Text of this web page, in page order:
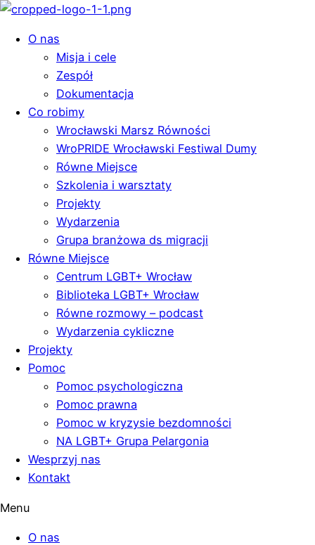
O nas
Misja i cele
Zespół
Dokumentacja
Co robimy
Wrocławski Marsz Równości
WroPRIDE Wrocławski Festiwal Dumy
Równe Miejsce
Szkolenia i warsztaty
Projekty
Wydarzenia
Grupa branżowa ds migracji
Równe Miejsce
Centrum LGBT+ Wrocław
Biblioteka LGBT+ Wrocław
Równe rozmowy – podcast
Wydarzenia cykliczne
Projekty
Pomoc
Pomoc psychologiczna
Pomoc prawna
Pomoc w kryzysie bezdomności
NA LGBT+ Grupa Pelargonia
Wesprzyj nas
Kontakt
Menu
O nas